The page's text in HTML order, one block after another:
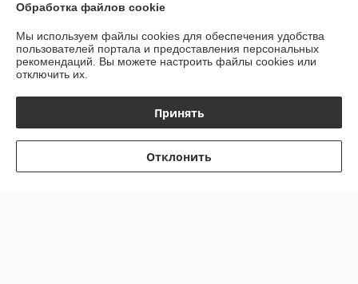
О нас
Контакты
График работы
Обработка файлов cookie
Мы используем файлы cookies для обеспечения удобства
пользователей портала и предоставления персональных
рекомендаций. Вы можете настроить файлы cookies или
отключить их.
Принять
Отклонить